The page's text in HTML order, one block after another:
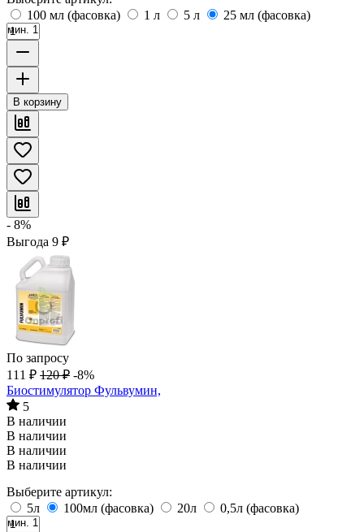
100 мл (фасовка)
1 л 5 л 25 мл (фасовка)
мин. 1
В корзину
- 8%
Выгода 9 ₽
По запросу
111 ₽ 120 ₽ -8%
Биостимулятор Фульвумин,
5
В наличии
В наличии
В наличии
В наличии
Выберите артикул:
5л
100мл (фасовка) 20л 0,5л (фасовка)
мин. 1